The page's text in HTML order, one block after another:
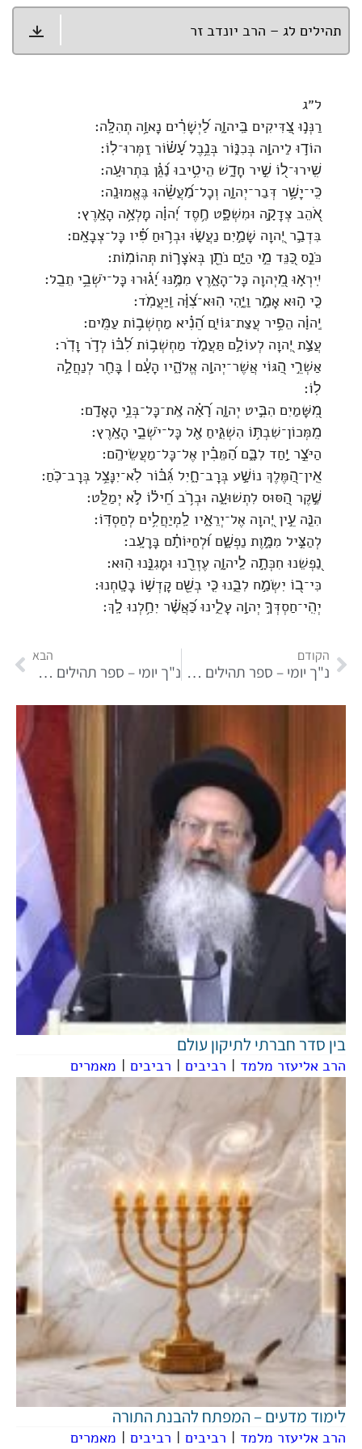
תהילים לג – הרב יונדב זר
ל״ג
רַנְּנ֣וּ צַ֭דִּיקִים בַּֽיהוָ֑ה לַ֝יְשָׁרִ֗ים נָאוָ֥ה תְהִלָּֽה׃
הוֹד֣וּ לַיהוָ֣ה בְּכִנּ֑וֹר בְּנֵ֥בֶל עָ֝שׂ֗וֹר זַמְּרוּ־לֽוֹ׃
שִֽׁירוּ־ל֭וֹ שִׁ֣יר חָדָ֑שׁ הֵיטִ֥יבוּ נַ֝גֵּ֗ן בִּתְרוּעָֽה׃
כִּֽי־יָשָׁ֥ר דְּבַר־יְהוָ֑ה וְכָל־מַ֝עֲשֵׂ֗הוּ בֶּאֱמוּנָֽה׃
אֹ֭הֵב צְדָקָ֣ה וּמִשְׁפָּ֑ט חֶ֥סֶד יְ֝הוָ֗ה מָלְאָ֥ה הָאָֽרֶץ׃
בִּדְבַ֣ר יְ֭הוָה שָׁמַ֣יִם נַעֲשׂ֑וּ וּבְר֥וּחַ פִּ֝֗יו כָּל־צְבָאָֽם׃
כֹּנֵ֣ס כַּ֭נֵּד מֵ֣י הַיָּ֑ם נֹתֵ֖ן בְּאֹצָר֣וֹת תְּהוֹמֽוֹת׃
יִֽירְא֣וּ מֵ֭יְהוָה כָּל־הָאָ֑רֶץ מִמֶּ֥נּוּ יָ֝ג֗וּרוּ כָּל־יֹשְׁבֵ֥י תֵבֵֽל׃
כִּ֤י ה֣וּא אָמַ֣ר וַיֶּ֑הִי הֽוּא־צִ֝וָּ֗ה וַֽיַּעֲמֹֽד׃
יְֽהוָ֗ה הֵפִ֥יר עֲצַת־גּוֹיִ֑ם הֵ֝נִ֗יא מַחְשְׁב֥וֹת עַמִּֽים׃
עֲצַ֣ת יְ֭הוָה לְעוֹלָ֣ם תַּעֲמֹ֑ד מַחְשְׁב֥וֹת לִ֝בּ֗וֹ לְדֹ֣ר וָדֹֽר׃
אַשְׁרֵ֣י הַ֭גּוֹי אֲשֶׁר־יְהוָ֣ה אֱלֹהָ֑יו הָעָ֓ם ׀ בָּחַ֖ר לְנַחֲלָ֣ה
לֽוֹ׃
מִ֭שָּׁמַיִם הִבִּ֣יט יְהוָ֑ה רָ֝אָ֗ה אֶֽת־כָּל־בְּנֵ֥י הָאָדָֽם׃
מִֽמְּכוֹן־שִׁבְתּ֥וֹ הִשְׁגִּ֑יחַ אֶ֖ל כָּל־יֹשְׁבֵ֣י הָאָֽרֶץ׃
הַיֹּצֵ֣ר יַ֣חַד לִבָּ֑ם הַ֝מֵּבִ֗ין אֶל־כָּל־מַעֲשֵׂיהֶֽם׃
אֵֽין־הַ֭מֶּלֶךְ נוֹשָׁ֣ע בְּרָב־חָ֑יִל גִּ֝בּ֗וֹר לֹֽא־יִנָּצֵ֥ל בְּרָב־כֹּֽחַ׃
שֶׁ֣קֶר הַ֭סּוּס לִתְשׁוּעָ֑ה וּבְרֹ֥ב חֵ֝יל֗וֹ לֹ֣א יְמַלֵּֽט׃
הִנֵּ֤ה עֵ֣ין יְ֭הוָה אֶל־יְרֵאָ֑יו לַֽמְיַחֲלִ֥ים לְחַסְדּֽוֹ׃
לְהַצִּ֣יל מִמָּ֣וֶת נַפְשָׁ֑ם וּ֝לְחַיּוֹתָ֗ם בָּרָעָֽב׃
נַ֭פְשֵׁנוּ חִכְּתָ֣ה לַֽיהוָ֑ה עֶזְרֵ֖נוּ וּמָגִנֵּ֣נוּ הֽוּא׃
כִּי־ב֭וֹ יִשְׂמַ֣ח לִבֵּ֑נוּ כִּ֤י בְשֵׁ֖ם קָדְשׁ֣וֹ בָטָֽחְנוּ׃
יְהִֽי־חַסְדְּךָ֣ יְהוָ֣ה עָלֵ֑ינוּ כַּ֝אֲשֶׁ֗ר יִחַ֥לְנוּ לָֽךְ׃
הקודם
נ"ך יומי – ספר תהילים פרק לב
הבא
נ"ך יומי – ספר תהילים פרק לד
בין סדר חברתי לתיקון עולם
הרב אליעזר מלמד | רביבים | רביבים | מאמרים
לימוד מדעים – המפתח להבנת התורה
הרב אליעזר מלמד | רביבים | רביבים | מאמרים